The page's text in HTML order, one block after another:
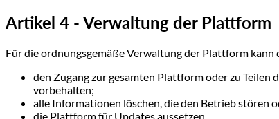
Artikel 4 - Verwaltung der Plattform
Für die ordnungsgemäße Verwaltung der Plattform kann
den Zugang zur gesamten Plattform oder zu
vorbehalten;
alle Informationen löschen, die den Betrieb stören
die Plattform für Updates aussetzen.